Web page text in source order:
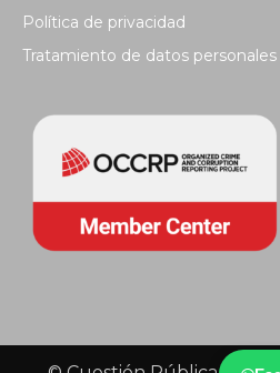
Política de privacidad
Tratamiento de datos personales